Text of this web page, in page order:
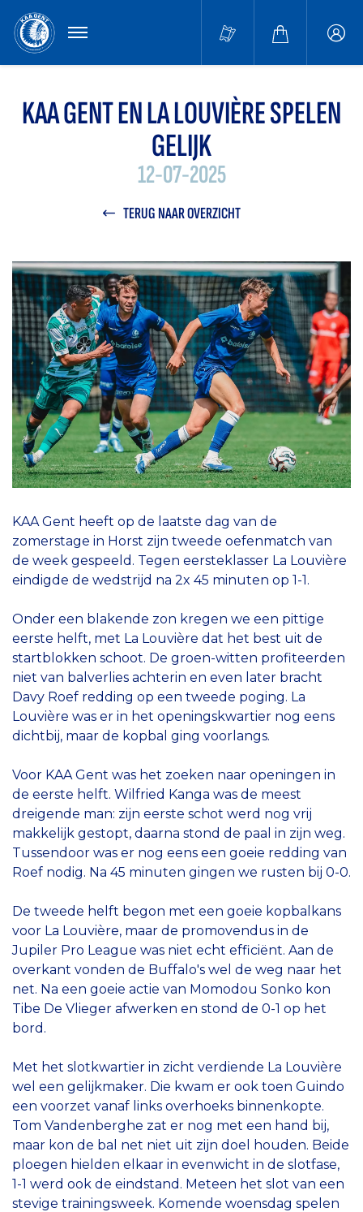
MENU
KAA GENT EN LA LOUVIÈRE SPELEN
GELIJK
12-07-2025
TERUG NAAR OVERZICHT
KAA Gent heeft op de laatste dag van de
zomerstage in Horst zijn tweede oefenmatch van
de week gespeeld. Tegen eersteklasser La Louvière
eindigde de wedstrijd na 2x 45 minuten op 1-1.
Onder een blakende zon kregen we een pittige
eerste helft, met La Louvière dat het best uit de
startblokken schoot. De groen-witten profiteerden
niet van balverlies achterin en even later bracht
Davy Roef redding op een tweede poging. La
Louvière was er in het openingskwartier nog eens
dichtbij, maar de kopbal ging voorlangs.
Voor KAA Gent was het zoeken naar openingen in
de eerste helft. Wilfried Kanga was de meest
dreigende man: zijn eerste schot werd nog vrij
makkelijk gestopt, daarna stond de paal in zijn weg.
Tussendoor was er nog eens een goeie redding van
Roef nodig. Na 45 minuten gingen we rusten bij 0-0.
De tweede helft begon met een goeie kopbalkans
voor La Louvière, maar de promovendus in de
Jupiler Pro League was niet echt efficiënt. Aan de
overkant vonden de Buffalo's wel de weg naar het
net. Na een goeie actie van Momodou Sonko kon
Tibe De Vlieger afwerken en stond de 0-1 op het
bord.
Met het slotkwartier in zicht verdiende La Louvière
wel een gelijkmaker. Die kwam er ook toen Guindo
een voorzet vanaf links overhoeks binnenkopte.
Tom Vandenberghe zat er nog met een hand bij,
maar kon de bal net niet uit zijn doel houden. Beide
ploegen hielden elkaar in evenwicht in de slotfase,
1-1 werd ook de eindstand. Meteen het slot van een
stevige trainingsweek. Komende woensdag spelen